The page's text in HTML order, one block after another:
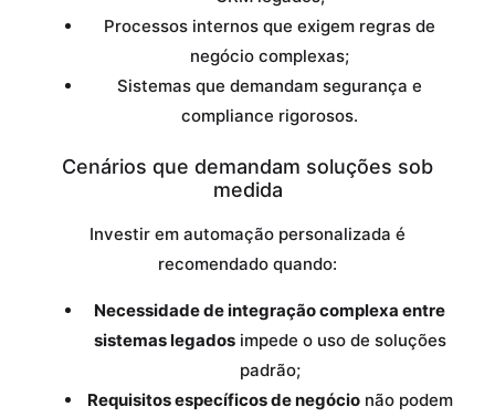
Processos internos que exigem regras de
negócio complexas;
Sistemas que demandam segurança e
compliance rigorosos.
Cenários que demandam soluções sob
medida
Investir em automação personalizada é
recomendado quando:
Necessidade de integração complexa entre
sistemas legadosimpede o uso de soluções
padrão;
Requisitos específicos de negócionão podem